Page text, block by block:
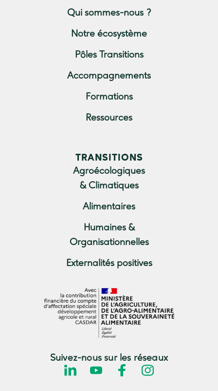
Qui sommes-nous ?
Notre écosystème
Pôles Transitions
Accompagnements
Formations
Ressources
TRANSITIONS
Agroécologiques
& Climatiques
Alimentaires
Humaines &
Organisationnelles
Externalités positives
Suivez-nous sur les réseaux